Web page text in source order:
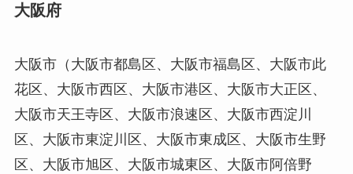
大阪府
大阪市（大阪市都島区、大阪市福島区、大阪市此
花区、大阪市西区、大阪市港区、大阪市大正区、
大阪市天王寺区、大阪市浪速区、大阪市西淀川
区、大阪市東淀川区、大阪市東成区、大阪市生野
区、大阪市旭区、大阪市城東区、大阪市阿倍野